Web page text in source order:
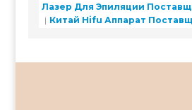
Лазер Для Эпиляции
Китай Hifu Аппарат